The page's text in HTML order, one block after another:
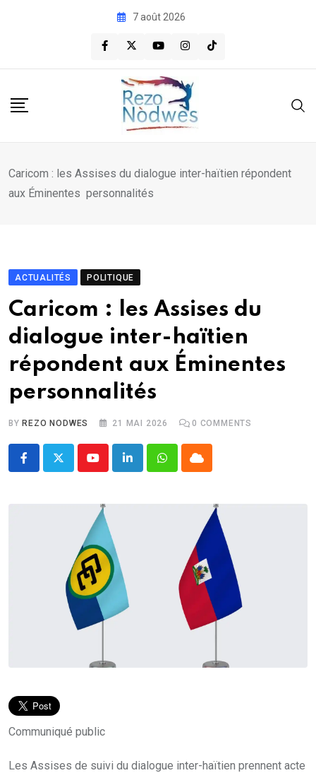
7 août 2026
Caricom : les Assises du dialogue inter-haïtien répondent
aux Éminentes personnalités
ACTUALITÉS POLITIQUE
Caricom : les Assises du
dialogue inter-haïtien
répondent aux Éminentes
personnalités
BY REZO NODWES 21 MAI 2026 0 COMMENTS
YoutubeLinkedInWhatsappCloud
Communiqué public
Les Assises de suivi du dialogue inter-haïtien prennent acte